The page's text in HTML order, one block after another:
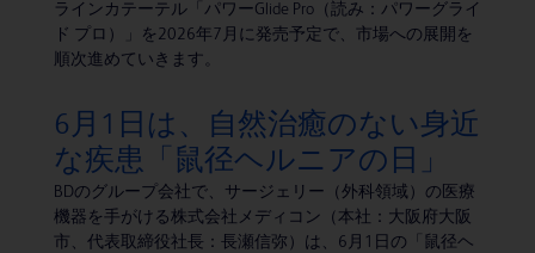
ラインカテーテル「パワーGlide Pro（読み：パワーグライ
ド プロ）」を2026年7月に発売予定で、市場への展開を
順次進めていきます。
6月1日は、自然治癒のない身近
な疾患「鼠径ヘルニアの日」
BDのグループ会社で、サージェリー（外科領域）の医療
機器を手がける株式会社メディコン（本社：大阪府大阪
市、代表取締役社長：長瀬信弥）は、6月1日の「鼠径ヘ